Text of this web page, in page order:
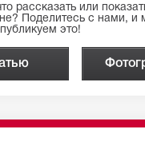
рассказать или
Поделитесь с нами, и
это!